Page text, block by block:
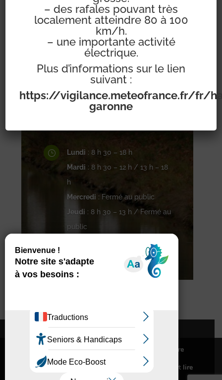
31450 POMPERTUZAT
Téléphone : 05 34 66 62
} Lundi : 8 h 30 – 18 h
Mardi : 8 h 30 – 12 h / 13 h – 18
h
Mercredi : Fermé au public
Jeudi : 8 h 30 – 13 h / Fermé au
public
Contacter Pompertuzat
Accessibilité
Mentions légales
– des rafales pouvant très
localement atteindre 80 à 100
km/h.
– une importante activité
électrique.
Plus d’informations sur le lien
suivant :
https://vigilance.meteofrance.fr/fr/
garonne
Nous utilisons des cookies pour vous offrir la meilleure
expérience sur notre site.
Pour connaitre les cookies utilisés ou les désactiver et lire
notre politique de confidentialité,